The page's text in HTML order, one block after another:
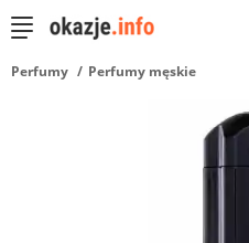
Perfumy Perfumy męskie